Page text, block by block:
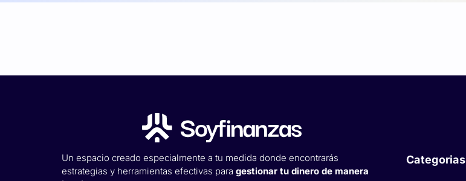
Un espacio creado especialmente a tu medida donde encontrarás
estrategias y herramientas efectivas para gestionar tu dinero de manera
Categorias